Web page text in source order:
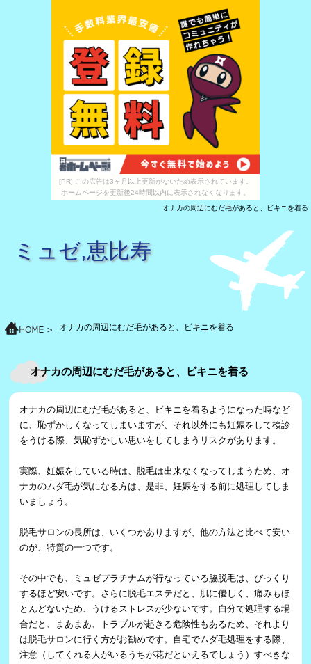
[PR] この広告は3ヶ月以上更新がないため表示されています。
ホームページを更新後24時間以内に表示されなくなります。
オナカの周辺にむだ毛があると、ビキニを着る
ミュゼ,恵比寿
オナカの周辺にむだ毛があると、ビキニを着る
オナカの周辺にむだ毛があると、ビキニを着る
オナカの周辺にむだ毛があると、ビキニを着るようになった時など
に、恥ずかしくなってしまいますが、それ以外にも妊娠をして検診
をうける際、気恥ずかしい思いをしてしまうリスクがあります。
実際、妊娠をしている時は、脱毛は出来なくなってしまうため、オ
ナカのムダ毛が気になる方は、是非、妊娠をする前に処理してしま
いましょう。
脱毛サロンの長所は、いくつかありますが、他の方法と比べて安い
のが、特質の一つです。
その中でも、ミュゼプラチナムが行なっている脇脱毛は、びっくり
するほど安いです。さらに脱毛エステだと、肌に優しく、痛みもほ
とんどないため、うけるストレスが少ないです。自分で処理する場
合だと、まあまあ、トラブルが起きる危険性もあるため、それより
は脱毛サロンに行く方がお勧めです。自宅でムダ毛処理をする際、
注意（してくれる人がいるうちが花だといえるでしょう）すべきな